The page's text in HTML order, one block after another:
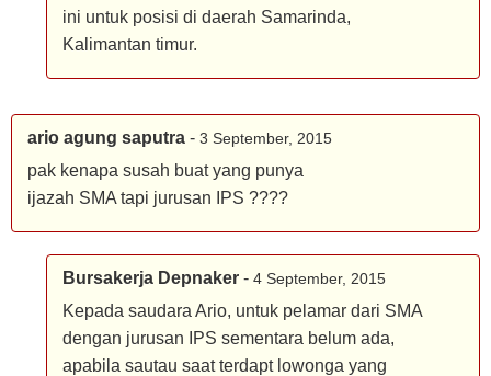
ini untuk posisi di daerah Samarinda,
Kalimantan timur.
ario agung saputra - 3 September, 2015
pak kenapa susah buat yang punya
ijazah SMA tapi jurusan IPS ????
Bursakerja Depnaker - 4 September, 2015
Kepada saudara Ario, untuk pelamar dari SMA
dengan jurusan IPS sementara belum ada,
apabila sautau saat terdapt lowonga yang